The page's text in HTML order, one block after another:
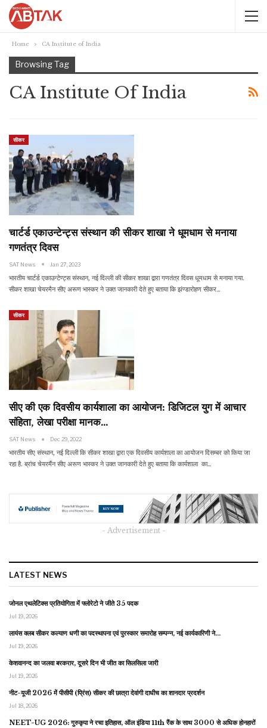
Home CA Institute of India
Browsing Tag
CA Institute Of India
सीकर
चार्टर्ड एकाउन्टेन्ट्स संस्थान की सीकर शाखा ने धूमधाम से मनाया
गणतंत्र दिवस
SAT News Jan 27, 2023
भारतीय चार्टर्ड एकाउन्टेण्ट्स संस्थान, नई दिल्ली की सीकर शाखा द्वारा गणतंत्र दिवस धूमधाम से मनाया गया.
सीकर शाखा चेयरमैन सीए अरूण भास्कर ने उक्त जानकारी देते हुए बताया कि झंण्डारोहण सीकर…
सीकर
सीए की एक दिवसीय कार्यशाला का आयोजन: डिजिटल युग में आचार
संहिता, लेखा परीक्षा मानक…
SAT News Dec 29, 2022
भारतीय सीए संस्थान, नई दिल्ली कि सीकर शाखा द्वारा एक दिवसीय कार्यशाला का आयोजन दिसम्बर को किया जा
रहा है. ब्रांच चेयरमैंन सीए अरूण भास्कर ने उक्त जानकारी देते हुए बताया कि कार्यशाला का…
- Advertisement -
LATEST NEWS
जोनल एथलेटिक्स प्रतियोगिता में फ्लोरेटो ने जीते 35 पदक
Jul 19, 2026
लायंस क्लब सीकर कल्याण धणी का पदस्थापना एवं पुरस्कार समारोह सम्पन्न, नई कार्यकारिणी ने…
Jul 19, 2026
केशवानन्द का जलवा बरकरार, दूसरे दिन भी जीत का सिलसिला जारी
Jul 19, 2026
नीट-यूजी 2026 में पीसीपी (प्रिंस) सीकर की छात्रा देवांगी दाधीच का शानदार प्रदर्शन
Jul 18, 2026
NEET-UG 2026: गुरुकृपा ने रचा इतिहास, ऑल इंडिया 11th रैंक के साथ 3000 से अधिक होनहारों